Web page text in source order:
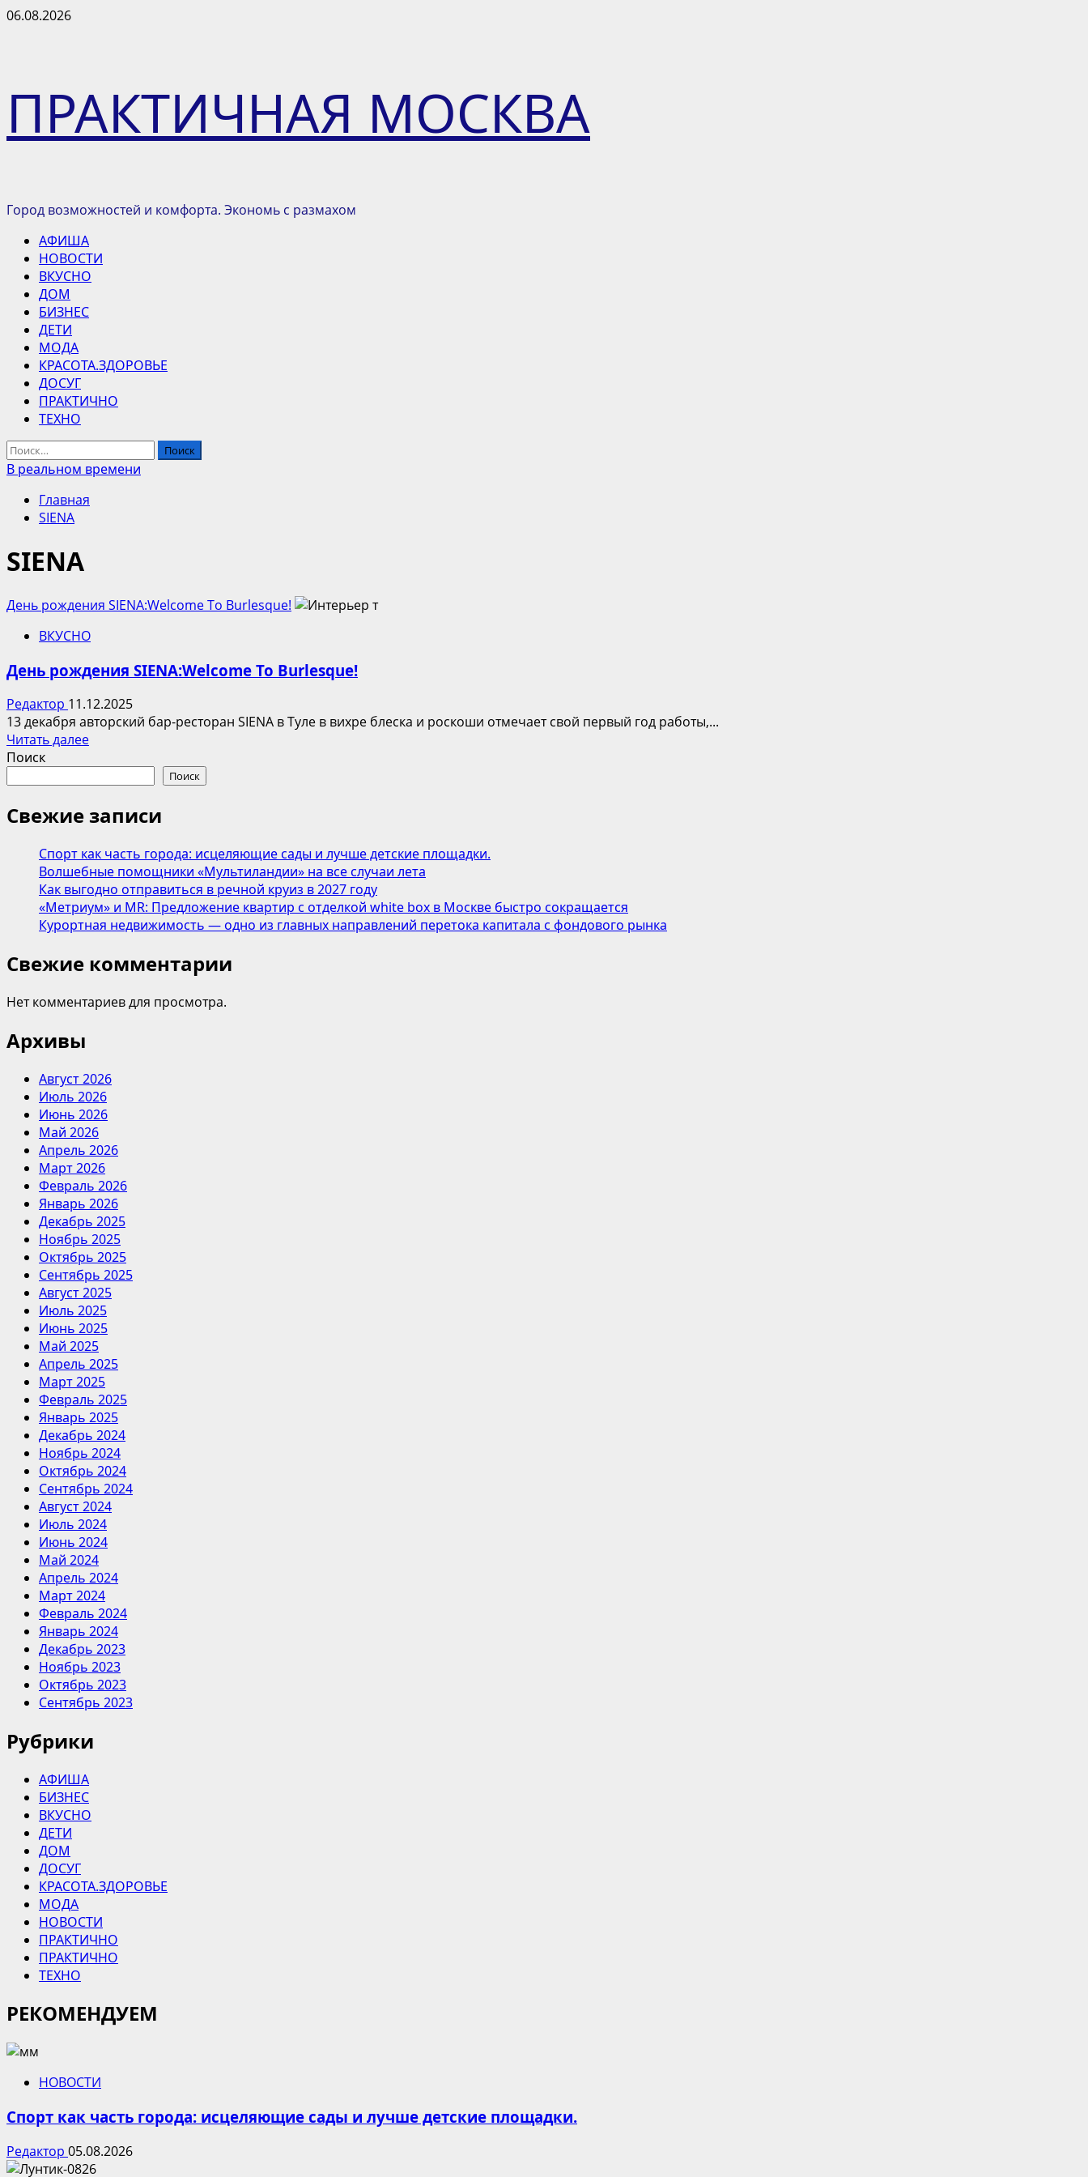
Перейти
06.08.2026
ПРАКТИЧНАЯ МОСКВА
Город возможностей и комфорта. Экономь с размахом
Основное
меню
АФИША
НОВОСТИ
ВКУСНО
ДОМ
БИЗНЕС
ДЕТИ
МОДА
КРАСОТА.ЗДОРОВЬЕ
ДОСУГ
ПРАКТИЧНО
ТЕХНО
Найти:
В реальном времени
Главная
SIENA
SIENA
День рождения SIENA:Welcome To Burlesque!
ВКУСНО
День рождения SIENA:Welcome To Burlesque!
Редактор 11.12.2025
13 декабря авторский бар-ресторан SIENA в Туле в вихре блеска и роскоши отмечает свой первый год работы,...
Читать далееПрочитать
рождения
SIENA:Welcome
Burlesque!
Поиск
Поиск
Свежие записи
Спорт как часть города: исцеляющие сады и лучше детские площадки.
Волшебные помощники «Мультиландии» на все случаи лета
Как выгодно отправиться в речной круиз в 2027 году
«Метриум» и MR: Предложение квартир с отделкой white box в Москве быстро сокращается
Курортная недвижимость — одно из главных направлений перетока капитала с фондового рынка
Свежие комментарии
Нет комментариев для просмотра.
Архивы
Август 2026
Июль 2026
Июнь 2026
Май 2026
Апрель 2026
Март 2026
Февраль 2026
Январь 2026
Декабрь 2025
Ноябрь 2025
Октябрь 2025
Сентябрь 2025
Август 2025
Июль 2025
Июнь 2025
Май 2025
Апрель 2025
Март 2025
Февраль 2025
Январь 2025
Декабрь 2024
Ноябрь 2024
Октябрь 2024
Сентябрь 2024
Август 2024
Июль 2024
Июнь 2024
Май 2024
Апрель 2024
Март 2024
Февраль 2024
Январь 2024
Декабрь 2023
Ноябрь 2023
Октябрь 2023
Сентябрь 2023
Рубрики
АФИША
БИЗНЕС
ВКУСНО
ДЕТИ
ДОМ
ДОСУГ
КРАСОТА.ЗДОРОВЬЕ
МОДА
НОВОСТИ
ПРАКТИЧНО
ПРАКТИЧНО
ТЕХНО
РЕКОМЕНДУЕМ
НОВОСТИ
Спорт как часть города: исцеляющие сады и лучше детские площадки.
Редактор 05.08.2026